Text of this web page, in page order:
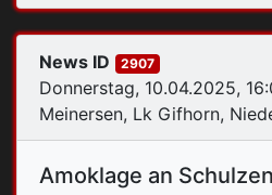
Donnerstag, 10.04.2025,
Meinersen, Lk Gifhorn,
News ID 2907
Amoklage an